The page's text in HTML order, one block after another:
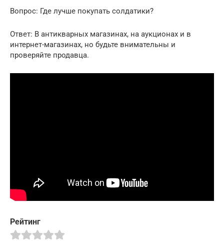
Вопрос: Где лучше покупать солдатики?
Ответ: В антикварных магазинах, на аукционах и в
интернет-магазинах, но будьте внимательны и
проверяйте продавца.
Рейтинг